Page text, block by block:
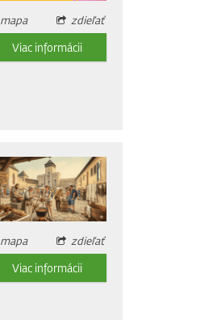
mapa
zdieľať
Viac informácii
mapa
zdieľať
Viac informácii